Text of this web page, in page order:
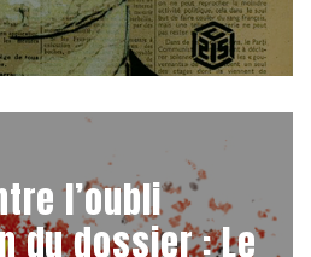
l’oubli
du dossier : Le